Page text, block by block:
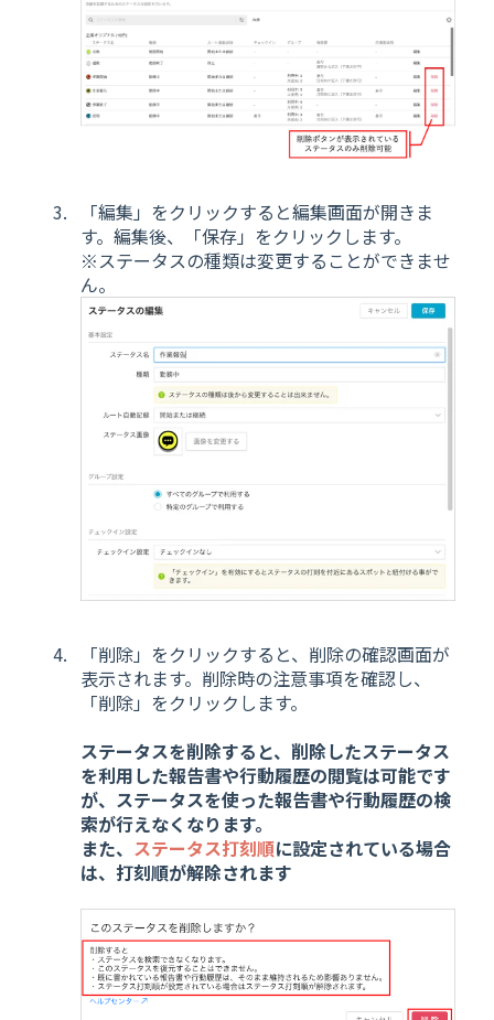
「編集」をクリックすると編集画面が開きま
す。編集後、「保存」をクリックします。
※ステータスの種類は変更することができませ
ん。
「削除」をクリックすると、削除の確認画面が
表示されます。削除時の注意事項を確認し、
「削除」をクリックします。
ステータスを削除すると、削除したステータス
を利用した報告書や行動履歴の閲覧は可能です
が、ステータスを使った報告書や行動履歴の検
索が行えなくなります。
また、 ステータス打刻順に設定されている場合
は、打刻順が解除されます